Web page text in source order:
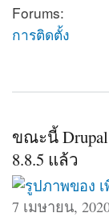
Forums:
การติดตั้ง
ขณะนี้
8.8.5 แล้ว
7 เมษายน,